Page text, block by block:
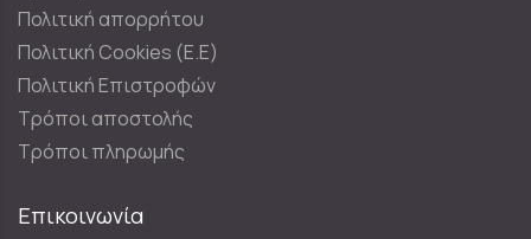
Πολιτική απορρήτου
Πολιτική Cookies (E.E)
Πολιτική Επιστροφών
Τρόποι αποστολής
Τρόποι πληρωμής
Επικοινωνία